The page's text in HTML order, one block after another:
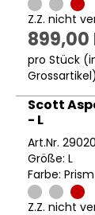
Z.Z. nicht
899,00
pro Stück
Grossartikel)
Scott
- L
Art.Nr.
Größe: L
Farbe:
Z.Z. nicht